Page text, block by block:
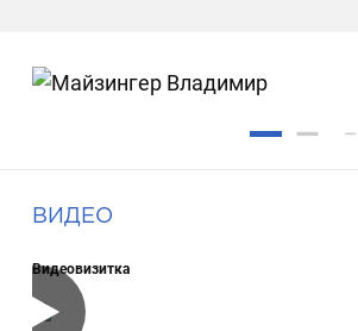
ВИДЕО
Видеовизитка